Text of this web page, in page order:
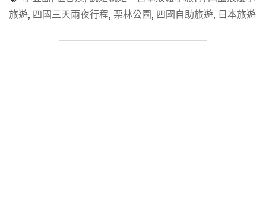
享"
國】
三
兩
旅遊, 四國三天兩夜行程, 栗林公園, 四國自助旅遊, 日本旅遊